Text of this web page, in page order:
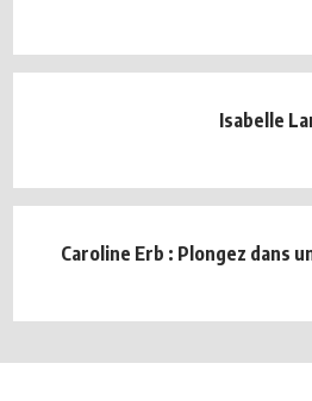
Isabelle
Caroline Erb : Plongez dans